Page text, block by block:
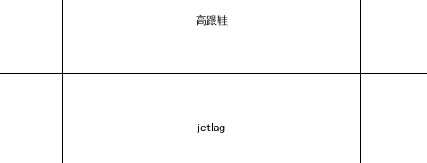
高跟鞋
jetlag